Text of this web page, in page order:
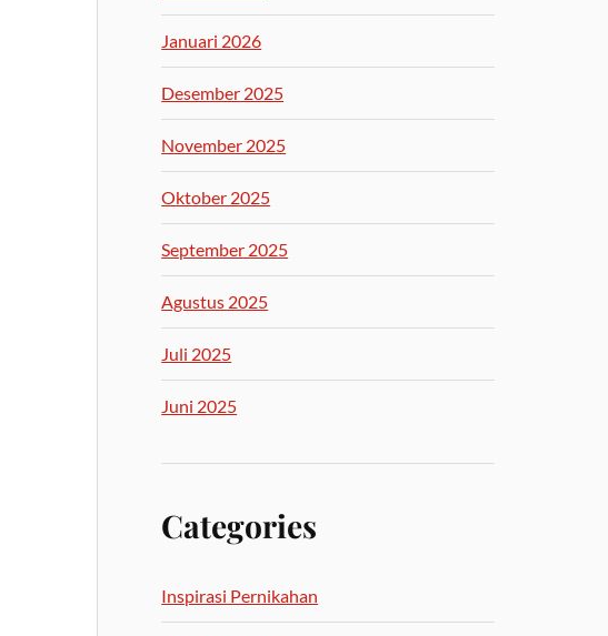
Januari 2026
Desember 2025
November 2025
Oktober 2025
September 2025
Agustus 2025
Juli 2025
Juni 2025
Categories
Inspirasi Pernikahan